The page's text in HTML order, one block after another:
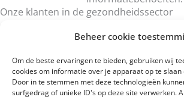
Beheer cookie
Om de beste ervaringen te bieden, gebruiken wij
cookies om informatie over je apparaat op te
Door in te stemmen met deze technologieën
surfgedrag of unieke ID's op deze site verwerken.
Onze klanten in de gezondheidssector